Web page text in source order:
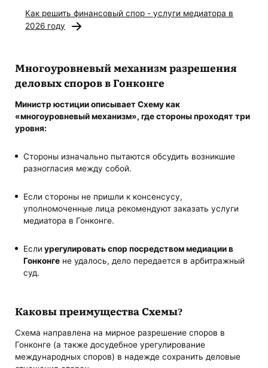
Как решить финансовый спор - услуги медиатора в
2026 году
Многоуровневый механизм разрешения
деловых споров в Гонконге
Министр юстиции описывает Схему как
«многоуровневый механизм», где стороны проходят три
уровня:
Стороны изначально пытаются обсудить возникшие
разногласия между собой.
Если стороны не пришли к консенсусу,
уполномоченные лица рекомендуют заказать услуги
медиатора в Гонконге.
Если урегулировать спор посредством медиации в
Гонконгене удалось, дело передается в арбитражный
суд.
Каковы преимущества Схемы?
Схема направлена ​​на мирное разрешение споров в
Гонконге (а также досудебное урегулирование
международных споров) в надежде сохранить деловые